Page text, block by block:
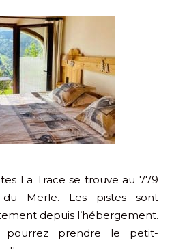
La Trace se trouve au 779
Merle. Les pistes sont
depuis l’hébergement.
pourrez prendre le petit-